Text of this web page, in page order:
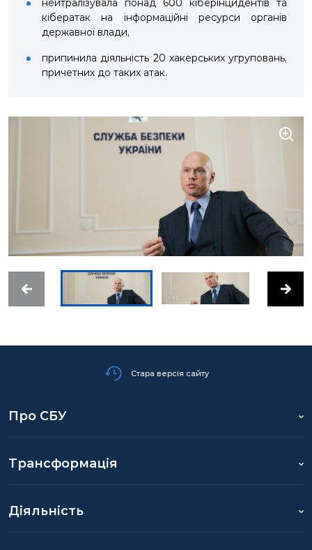
нейтралізувала понад 600 кіберінцидентів та
кібератак на інформаційні ресурси органів
державної влади,
припинила діяльність 20 хакерських угруповань,
причетних до таких атак.
Стара версія сайту
Про СБУ
Трансформація
Діяльність